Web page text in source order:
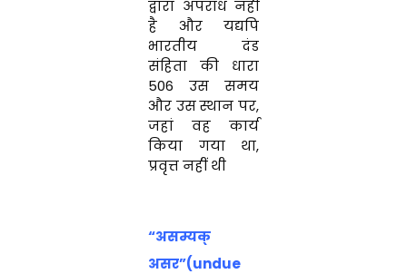
द्वारा अपराध नहीं
है और यद्यपि
भारतीय दंड
संहिता की धारा
506 उस समय
और उस स्थान पर,
जहां वह कार्य
किया गया था,
प्रवृत्त नहीं थी
“असम्यक्
असर”(undue